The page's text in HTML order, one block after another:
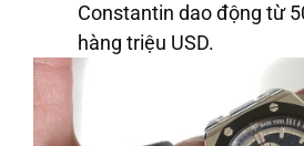
Constantin dao động từ
hàng triệu USD.